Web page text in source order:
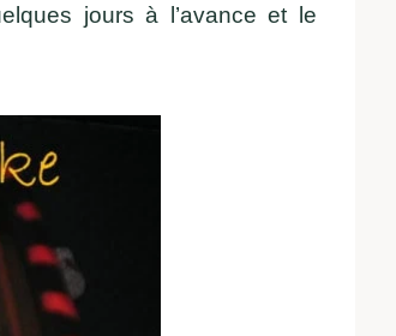
jours à l’avance et le